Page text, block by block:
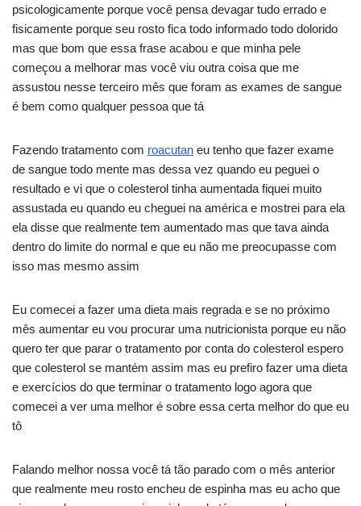
psicologicamente porque você pensa devagar tudo errado e
fisicamente porque seu rosto fica todo informado todo dolorido
mas que bom que essa frase acabou e que minha pele
começou a melhorar mas você viu outra coisa que me
assustou nesse terceiro mês que foram as exames de sangue
é bem como qualquer pessoa que tá
Fazendo tratamento com roacutan eu tenho que fazer exame
de sangue todo mente mas dessa vez quando eu peguei o
resultado e vi que o colesterol tinha aumentada fiquei muito
assustada eu quando eu cheguei na américa e mostrei para ela
ela disse que realmente tem aumentado mas que tava ainda
dentro do limite do normal e que eu não me preocupasse com
isso mas mesmo assim
Eu comecei a fazer uma dieta mais regrada e se no próximo
mês aumentar eu vou procurar uma nutricionista porque eu não
quero ter que parar o tratamento por conta do colesterol espero
que colesterol se mantém assim mas eu prefiro fazer uma dieta
e exercícios do que terminar o tratamento logo agora que
comecei a ver uma melhor é sobre essa certa melhor do que eu
tô
Falando melhor nossa você tá tão parado com o mês anterior
que realmente meu rosto encheu de espinha mas eu acho que